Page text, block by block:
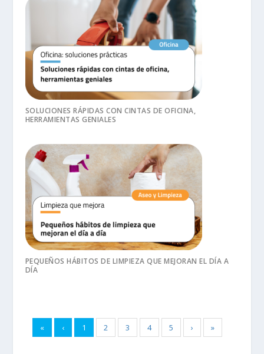
SOLUCIONES RÁPIDAS CON CINTAS DE OFICINA,
HERRAMIENTAS GENIALES
PEQUEÑOS HÁBITOS DE LIMPIEZA QUE MEJORAN EL DÍA A
DÍA
« ‹ 1 2 3 4 5 › »